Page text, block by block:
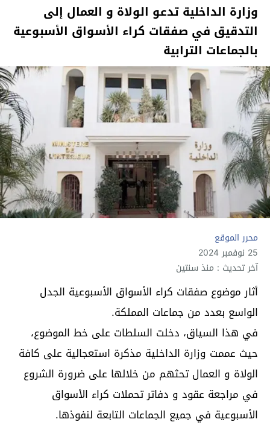
وزارة الداخلية تدعو الولاة و العمال إلى
التدقيق في صفقات كراء الأسواق الأسبوعية
بالجماعات الترابية
محرر الموقع
25 نوفمبر 2024
آخر تحديث : منذ سنتين
أثار موضوع صفقات كراء الأسواق الأسبوعية الجدل
الواسع بعدد من جماعات المملكة.
في هذا السياق، دخلت السلطات على خط الموضوع،
حيث عممت وزارة الداخلية مذكرة استعجالية على كافة
الولاة و العمال تحثهم من خلالها على ضرورة الشروع
في مراجعة عقود و دفاتر تحملات كراء الأسواق
الأسبوعية في جميع الجماعات التابعة لنفوذها.